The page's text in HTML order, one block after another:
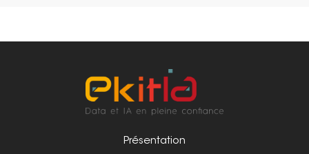
Présentation